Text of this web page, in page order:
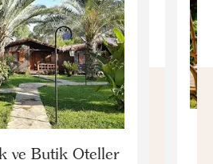
ve Butik Oteller